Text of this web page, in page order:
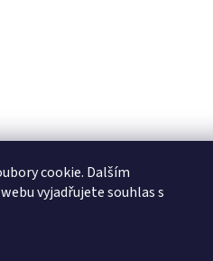
Facebook | Heureka.cz
cookie. Dalším
vyjadřujete souhlas s